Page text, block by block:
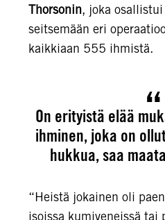
Thorsonin, joka
seitsemään eri
kaikkiaan 555 ihmistä.
On erityistä elää
ihminen, joka on
hukkua, saa
“Heistä jokainen oli
isoissa kumiveneissä tai